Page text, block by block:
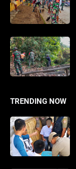
TRENDING NOW